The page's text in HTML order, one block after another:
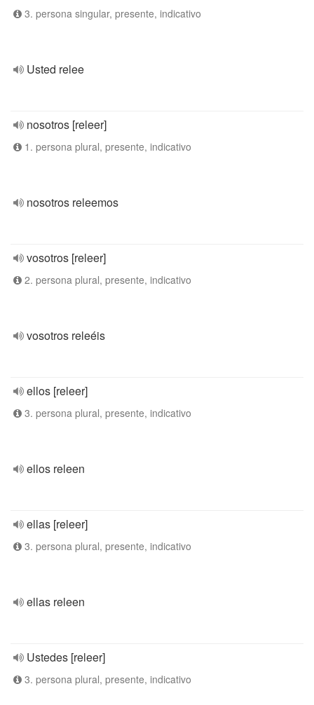
3. persona singular, presente, indicativo
Usted relee
nosotros [releer]
1. persona plural, presente, indicativo
nosotros releemos
vosotros [releer]
2. persona plural, presente, indicativo
vosotros releéis
ellos [releer]
3. persona plural, presente, indicativo
ellos releen
ellas [releer]
3. persona plural, presente, indicativo
ellas releen
Ustedes [releer]
3. persona plural, presente, indicativo